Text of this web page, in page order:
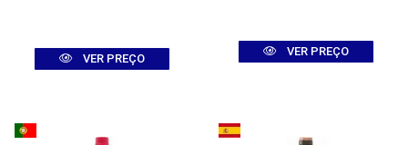
VER PREÇO
VER PREÇO